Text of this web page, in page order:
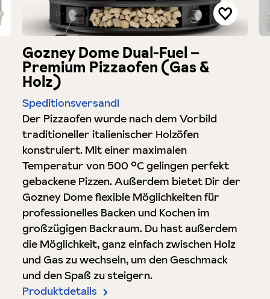
Gozney Dome Dual-Fuel –
Premium Pizzaofen (Gas &
Holz)
Speditionsversand!
Der Pizzaofen wurde nach dem Vorbild
traditioneller italienischer Holzöfen
konstruiert. Mit einer maximalen
Temperatur von 500 °C gelingen perfekt
gebackene Pizzen. Außerdem bietet Dir der
Gozney Dome flexible Möglichkeiten für
professionelles Backen und Kochen im
großzügigen Backraum. Du hast außerdem
die Möglichkeit, ganz einfach zwischen Holz
und Gas zu wechseln, um den Geschmack
und den Spaß zu steigern.
Produktdetails